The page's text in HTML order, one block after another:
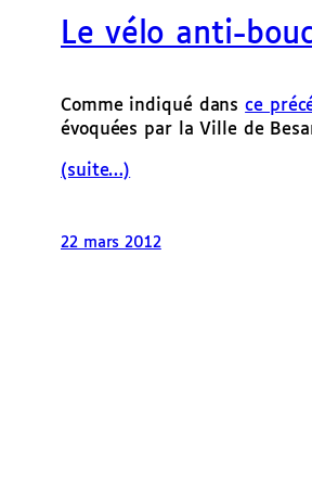
Le vélo anti-
Comme indiqué dansce
évoquées par la Ville de
(suite…)
22 mars 2012